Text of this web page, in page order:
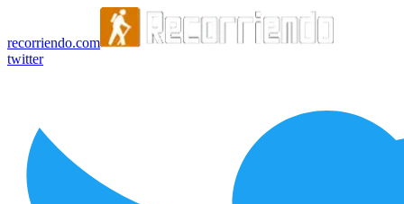
recorriendo.com
twitter